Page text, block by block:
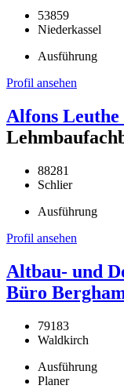
53859
Niederkassel
Ausführung
Profil ansehen
Alfons
88281
Schlier
Ausführung
Profil ansehen
Altbau- und
Büro
79183
Waldkirch
Ausführung
Planer